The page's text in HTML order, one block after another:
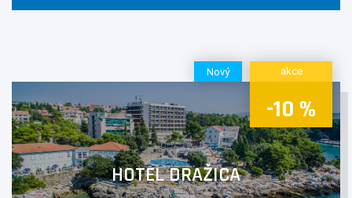
Nový akce
-10 %
HOTEL DRAŽICA